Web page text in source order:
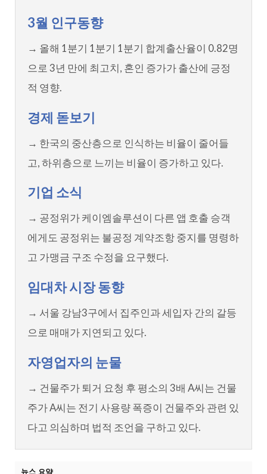
3월 인구동향
→ 올해 1분기 1분기 1분기 합계출산율이 0.82명
으로 3년 만에 최고치, 혼인 증가가 출산에 긍정
적 영향.
경제 돋보기
→ 한국의 중산층으로 인식하는 비율이 줄어들
고, 하위층으로 느끼는 비율이 증가하고 있다.
기업 소식
→ 공정위가 케이엠솔루션이 다른 앱 호출 승객
에게도 공정위는 불공정 계약조항 중지를 명령하
고 가맹금 구조 수정을 요구했다.
임대차 시장 동향
→ 서울 강남3구에서 집주인과 세입자 간의 갈등
으로 매매가 지연되고 있다.
자영업자의 눈물
→ 건물주가 퇴거 요청 후 평소의 3배 A씨는 건물
주가 A씨는 전기 사용량 폭증이 건물주와 관련 있
다고 의심하며 법적 조언을 구하고 있다.